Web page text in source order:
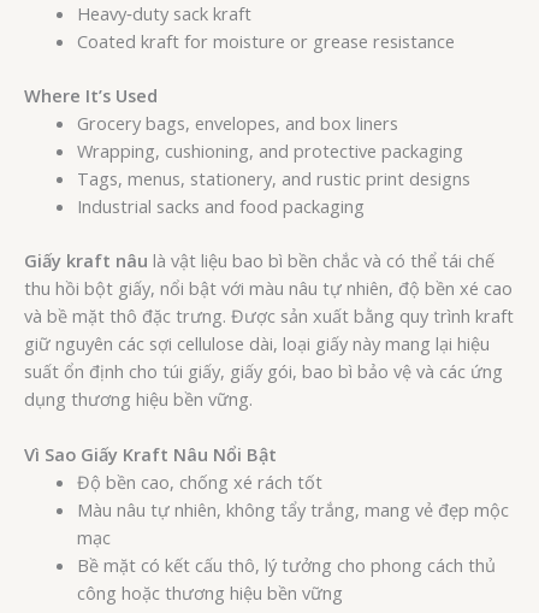
Heavy‑duty sack kraft
Coated kraft for moisture or grease resistance
Where It’s Used
Grocery bags, envelopes, and box liners
Wrapping, cushioning, and protective packaging
Tags, menus, stationery, and rustic print designs
Industrial sacks and food packaging
Giấy kraft nâu là vật liệu bao bì bền chắc và có thể tái chế
thu hồi bột giấy, nổi bật với màu nâu tự nhiên, độ bền xé cao
và bề mặt thô đặc trưng. Được sản xuất bằng quy trình kraft
giữ nguyên các sợi cellulose dài, loại giấy này mang lại hiệu
suất ổn định cho túi giấy, giấy gói, bao bì bảo vệ và các ứng
dụng thương hiệu bền vững.
Vì Sao Giấy Kraft Nâu Nổi Bật
Độ bền cao, chống xé rách tốt
Màu nâu tự nhiên, không tẩy trắng, mang vẻ đẹp mộc
mạc
Bề mặt có kết cấu thô, lý tưởng cho phong cách thủ
công hoặc thương hiệu bền vững